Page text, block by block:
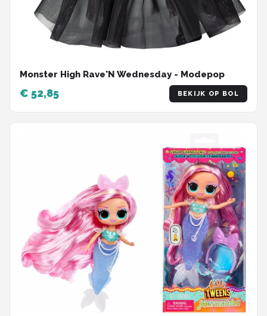
Monster High Rave'N Wednesday - Modepop
€ 52,85 BEKIJK OP BOL